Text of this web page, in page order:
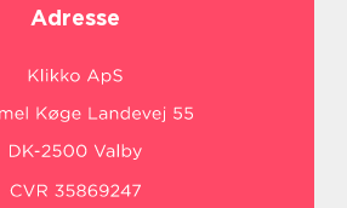
Adresse